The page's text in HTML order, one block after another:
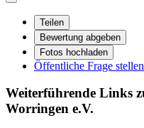
Teilen
Bewertung abgeben
Fotos hochladen
Öffentliche Frage stellen
Weiterführende Links
Worringen e.V.